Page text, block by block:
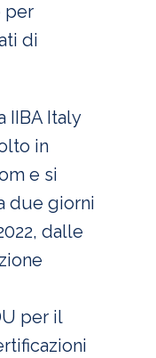
per
di
IIBA Italy
in
e si
due giorni
dalle
per il